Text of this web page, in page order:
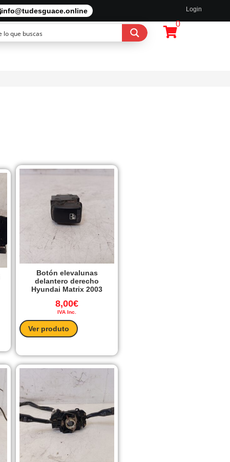
info@tudesguace.online Login
0
Botón elevalunas
delantero derecho
Hyundai Matrix 2003
8,00€
IVA Inc.
Ver produto